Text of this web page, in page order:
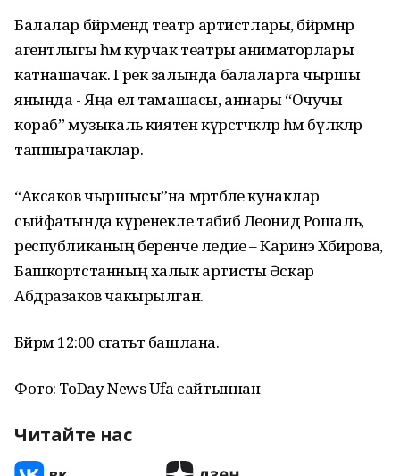
Балалар бәйрәмендә театр артистлары, бәйрәмнәр
агентлыгы һәм курчак театры аниматорлары
катнашачак. Грек залында балаларга чыршы
янында - Яңа ел тамашасы, аннары “Очучы
кораб” музыкаль әкиятен күрсәтәчәкләр һәм бүләкләр
тапшырачаклар.
“Аксаков чыршысы”на мәртәбәле кунаклар
сыйфатында күренекле табиб Леонид Рошаль,
республиканың беренче ледие – Каринэ Хәбирова,
Башкортстанның халык артисты Әскар
Абдразаков чакырылган.
Бәйрәм 12:00 сәгатьтә башлана.
Фото: ToDay News Ufa сайтыннан
Читайте нас